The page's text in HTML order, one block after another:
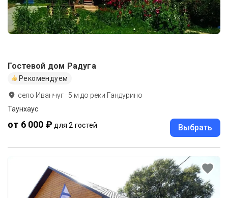
Гостевой дом Радуга
Рекомендуем
село Иванчуг · 5 м до реки Гандурино
Таунхаус
от 6 000 ₽ для 2 гостей Выбрать